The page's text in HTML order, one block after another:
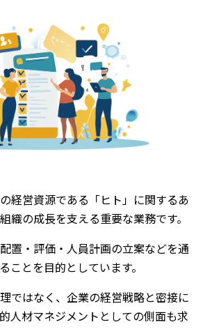
経営資源である「ヒト」に関するあ
織の成長を支える重要な業務です。
置・評価・人員計画の立案などを通
ことを目的としています。
ではなく、企業の経営戦略と密接に
人材マネジメントとしての側面も求